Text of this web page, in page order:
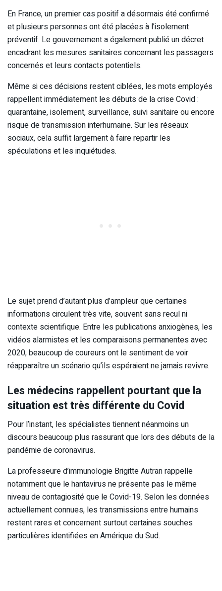
En France, un premier cas positif a désormais été confirmé
et plusieurs personnes ont été placées à l’isolement
préventif. Le gouvernement a également publié un décret
encadrant les mesures sanitaires concernant les passagers
concernés et leurs contacts potentiels.
Même si ces décisions restent ciblées, les mots employés
rappellent immédiatement les débuts de la crise Covid :
quarantaine, isolement, surveillance, suivi sanitaire ou encore
risque de transmission interhumaine. Sur les réseaux
sociaux, cela suffit largement à faire repartir les
spéculations et les inquiétudes.
Le sujet prend d’autant plus d’ampleur que certaines
informations circulent très vite, souvent sans recul ni
contexte scientifique. Entre les publications anxiogènes, les
vidéos alarmistes et les comparaisons permanentes avec
2020, beaucoup de coureurs ont le sentiment de voir
réapparaître un scénario qu’ils espéraient ne jamais revivre.
Les médecins rappellent pourtant que la
situation est très différente du Covid
Pour l’instant, les spécialistes tiennent néanmoins un
discours beaucoup plus rassurant que lors des débuts de la
pandémie de coronavirus.
La professeure d’immunologie Brigitte Autran rappelle
notamment que le hantavirus ne présente pas le même
niveau de contagiosité que le Covid-19. Selon les données
actuellement connues, les transmissions entre humains
restent rares et concernent surtout certaines souches
particulières identifiées en Amérique du Sud.